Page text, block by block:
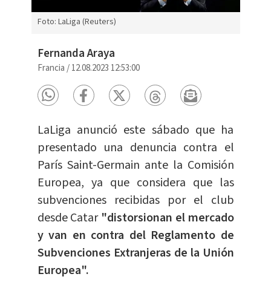
Foto: LaLiga (Reuters)
Fernanda Araya
Francia /12.08.2023 12:53:00
LaLiga anunció este sábado que ha
presentado una denuncia contra el
París Saint-Germain ante la Comisión
Europea, ya que considera que las
subvenciones recibidas por el club
desde Catar "distorsionan el mercado
y van en contra del Reglamento de
Subvenciones Extranjeras de la Unión
Europea".